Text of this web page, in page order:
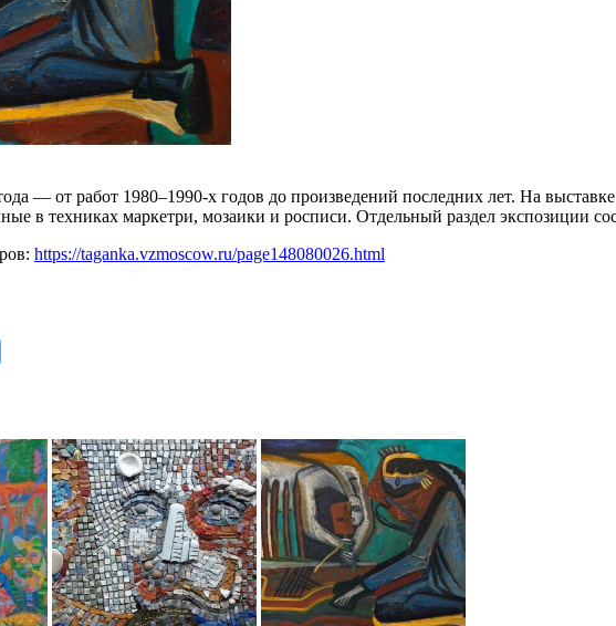
— от работ 1980–1990-х годов до произведений последних лет. На
в техниках маркетри, мозаики и росписи. Отдельный раздел экспозиции
https://taganka.vzmoscow.ru/page148080026.html